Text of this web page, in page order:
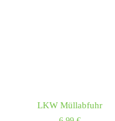
LKW Müllabfuhr